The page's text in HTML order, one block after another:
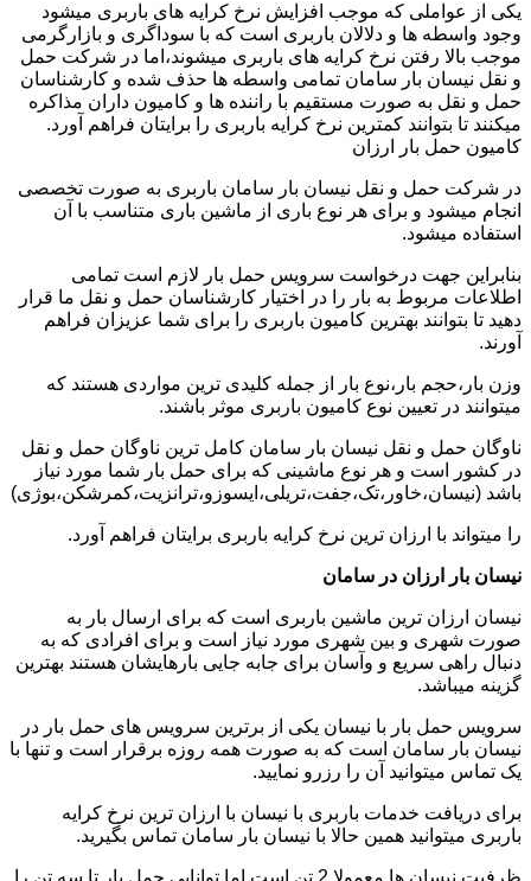
یکی از عواملی که موجب افزایش نرخ کرایه های باربری میشود
وجود واسطه ها و دلالان باربری است که با سوداگری و بازارگرمی
موجب بالا رفتن نرخ کرایه های باربری میشوند،اما در شرکت حمل
و نقل نیسان بار سامان تمامی واسطه ها حذف شده و کارشناسان
حمل و نقل به صورت مستقیم با راننده ها و کامیون داران مذاکره
میکنند تا بتوانند کمترین نرخ کرایه باربری را برایتان فراهم آورد.
کامیون حمل بار ارزان
در شرکت حمل و نقل نیسان بار سامان باربری به صورت تخصصی
انجام میشود و برای هر نوع باری از ماشین باری متناسب با آن
استفاده میشود.
بنابراین جهت درخواست سرویس حمل بار لازم است تمامی
اطلاعات مربوط به بار را در اختیار کارشناسان حمل و نقل ما قرار
دهید تا بتوانند بهترین کامیون باربری را برای شما عزیزان فراهم
آورند.
وزن بار،حجم بار،نوع بار از جمله کلیدی ترین مواردی هستند که
میتوانند در تعیین نوع کامیون باربری موثر باشند.
ناوگان حمل و نقل نیسان بار سامان کامل ترین ناوگان حمل و نقل
در کشور است و هر نوع ماشینی که برای حمل بار شما مورد نیاز
باشد (نیسان،خاور،تک،جفت،تریلی،ایسوزو،ترانزیت،کمرشکن،بوژی)
را میتواند با ارزان ترین نرخ کرایه باربری برایتان فراهم آورد.
نیسان بار ارزان در سامان
نیسان ارزان ترین ماشین باربری است که برای ارسال بار به
صورت شهری و بین شهری مورد نیاز است و برای افرادی که به
دنبال راهی سریع و وآسان برای جابه جایی بارهایشان هستند بهترین
گزینه میباشد.
سرویس حمل بار با نیسان یکی از برترین سرویس های حمل بار در
نیسان بار سامان است که به صورت همه روزه برقرار است و تنها با
یک تماس میتوانید آن را رزرو نمایید.
برای دریافت خدمات باربری با نیسان با ارزان ترین نرخ کرایه
باربری میتوانید همین حالا با نیسان بار سامان تماس بگیرید.